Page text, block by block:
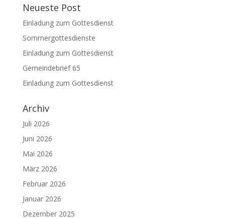
Neueste Post
Einladung zum Gottesdienst
Sommergottesdienste
Einladung zum Gottesdienst
Gemeindebrief 65
Einladung zum Gottesdienst
Archiv
Juli 2026
Juni 2026
Mai 2026
März 2026
Februar 2026
Januar 2026
Dezember 2025